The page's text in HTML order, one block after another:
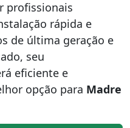
profissionais
rápida e
de última geração e
seu
eficiente e
opção para Madre